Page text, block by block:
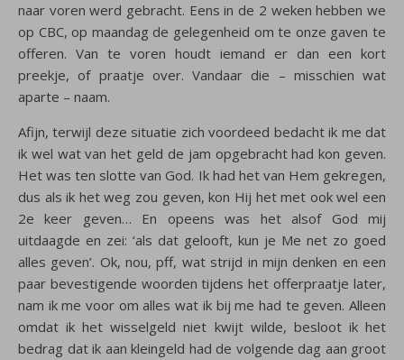
naar voren werd gebracht. Eens in de 2 weken hebben we
op CBC, op maandag de gelegenheid om te onze gaven te
offeren. Van te voren houdt iemand er dan een kort
preekje, of praatje over. Vandaar die – misschien wat
aparte – naam.
Afijn, terwijl deze situatie zich voordeed bedacht ik me dat
ik wel wat van het geld de jam opgebracht had kon geven.
Het was ten slotte van God. Ik had het van Hem gekregen,
dus als ik het weg zou geven, kon Hij het met ook wel een
2e keer geven… En opeens was het alsof God mij
uitdaagde en zei: ‘als dat gelooft, kun je Me net zo goed
alles geven’. Ok, nou, pff, wat strijd in mijn denken en een
paar bevestigende woorden tijdens het offerpraatje later,
nam ik me voor om alles wat ik bij me had te geven. Alleen
omdat ik het wisselgeld niet kwijt wilde, besloot ik het
bedrag dat ik aan kleingeld had de volgende dag aan groot